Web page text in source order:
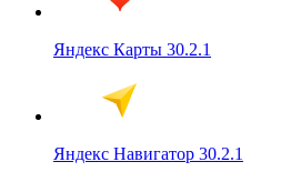
Яндекс Карты 30.2.1
Яндекс Навигатор 30.2.1